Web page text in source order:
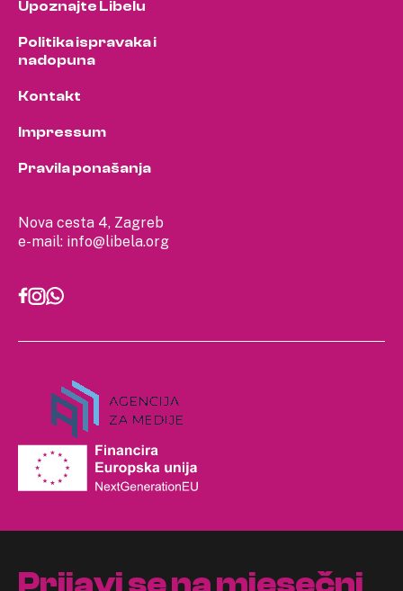
Nova cesta 4, Zagreb
e-mail: info@libela.org
Upoznajte Libelu
Politika ispravaka i
nadopuna
Kontakt
Impressum
Pravila ponašanja